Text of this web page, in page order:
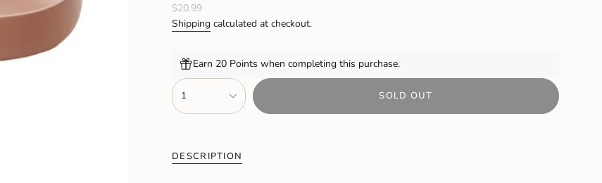
OR
UNAVAILABLE
UNAVAILABLE
UNAVAILABLE
Regular
price
$20.99
Shipping calculated at checkout.
Earn 20 Points when completing this purchase.
{"in_cart_html"=>"
<span
class=\"quantity-
quantity
}}
1 SOLD OUT
DESCRIPTION